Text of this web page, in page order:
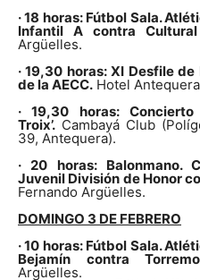
· 18 horas: Fútbol Sala.
Infantil A contra
Argüelles.
· 19,30 horas: XI Desfile
de la AECC. Hotel
· 19,30 horas:
Troix’. Cambayá Club
39, Antequera).
· 20 horas: Balonmano.
Juvenil División de Honor
Fernando Argüelles.
DOMINGO 3 DE FEBRERO
· 10 horas: Fútbol Sala.
Bejamín contra
Argüelles.